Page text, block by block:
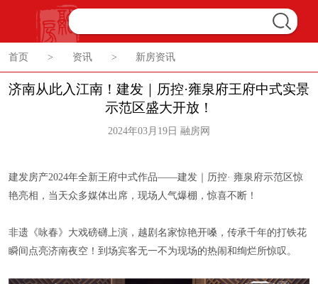
首页 > 资讯 > 新房资讯
济南从此入江南！建发｜历控·雍泉府王府中式实景
示范区盛大开放！
2024年03月19日 融房网
建发房产2024年全新王府中式作品——建发｜历控· 雍泉府示范区惊
艳亮相，当天众多媒体出席，现场人气爆棚，惊喜不断！
非遗《咏春》大戏磅礴上演，越剧名家惊艳开嗓，传承千年的打铁花
瞬间点亮济南夜空！到场宾客无一不为现场的热闹和绚烂所惊叹。